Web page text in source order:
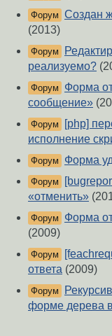
Форум Создан
(2013)
Форум
реализуемо?
Форум
Форма
сообщение»
Форум
[php]
исполнение
Форум Форма
Форум
«отменить»
Форум
Форма
(2009)
Форум
ответа (2009)
Форум
форме дерева